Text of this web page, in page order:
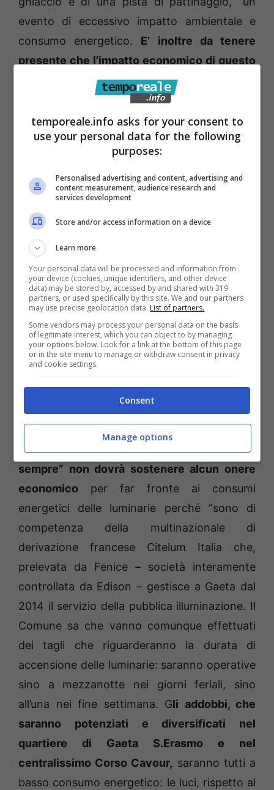
evento di eccessivo impatto ambientale e
consumo energetico. E’ inoltre da tenere
presente che l’impatto economico di questo
evento sulle spese comunali non sono
commisurate ai ricavi economici che il
Comune può perseguire dallo stesso e che,
gioco forza, si andranno ad abbattere sui
Ilcomune si difende affermando che
indietro non si può tornare
rispettare alcuni contratti biennali sottoscritti
nel 2021 (e dunque in scadenza con l’edizione
di quest’anno delle Luminarie) come la
determina della dirigente numero 807 del 14
settembre 2021 del settore Polizia Locale
Annamaria De Filippis che, impegnando
256.200,00 euro Ivati, ha incaricato la società
irpina “Rbr Light” di Scampitella di installare
gli addobbi natalizi a Gaeta anche per
l’edizione 2022.
Secondo il sindaco Cristian
Leccese ed il delegato al rampo Giovanni Di
Tucci il comune “ora così è avvenuto da
sempre” non dovrà sostenere alcun onere
economico per far fronte ai consumi
energetici delle luminarie perché “sono di
competenza della multinazionale di
derivazione francese Citelum Italia che,
prelevata da Fenice – società interamente
controllata da Edison – gestisce a Gaeta dal
2014 il servizio della pubblica illuminazione. Il
Comune sa che vanno comunque effettuati
dei tagli che riguarderanno la durata di
accensione delle luminarie: saranno operative
sino a mezzanotte nei giorni feriali, sino
all’una nei fine settimana. Gli addobbi, che
saranno potenziati e diversificati nel
quartiere di Gaeta S.Erasmo e nel
centralissimo Corso Cavour, saranno tutti a
basso consumo energetico: le luci, rispetto al
temporeale.info asks for your consent to
use your personal data for the following
purposes:
Personalised advertising and content, advertising and
content measurement, audience research and
services development
Store and/or access information on a device
Learn more
Your personal data will be processed and information from
your device (cookies, unique identifiers, and other device
data) may be stored by, accessed by and shared with 319
partners, or used specifically by this site. We and our partners
may use precise geolocation data. List of partners.
Some vendors may process your personal data on the basis
of legitimate interest, which you can object to by managing
your options below. Look for a link at the bottom of this page
or in the site menu to manage or withdraw consent in privacy
and cookie settings.
Consent
Manage options